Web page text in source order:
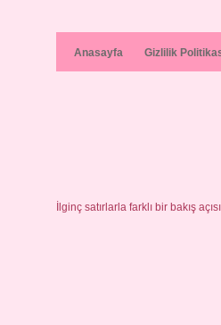
Anasayfa Gizlilik
İlginç satırlarla farklı bir bakış